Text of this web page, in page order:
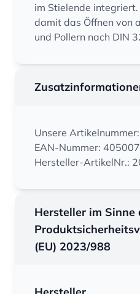
im Stielende
damit das Öffnen von
und Pollern nach DIN
Unsere
EAN-Nummer:
Hersteller-ArtikelNr.:
Hersteller im Sinne
(EU) 2023/988